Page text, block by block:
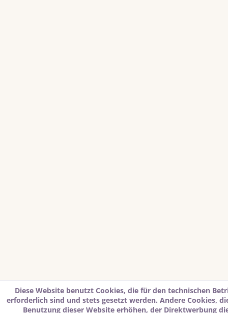
Diese Website benutzt Cookies, die für den technischen
erforderlich sind und stets gesetzt werden. Andere Cookies,
Benutzung dieser Website erhöhen, der Direktwerbung